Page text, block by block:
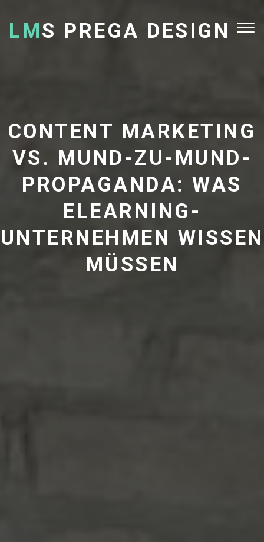
LMS PREGA DESIGN
CONTENT MARKETING
VS. MUND-ZU-MUND-
PROPAGANDA: WAS
ELEARNING-
UNTERNEHMEN WISSEN
MÜSSEN